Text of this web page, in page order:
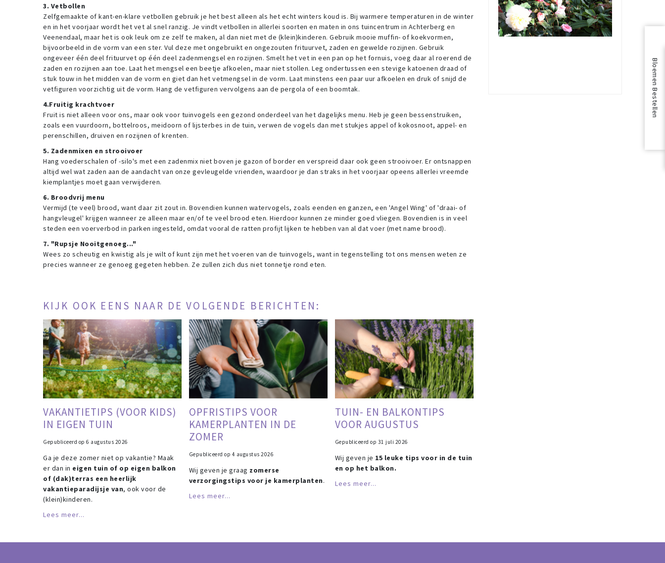
3. Vetbollen
Zelfgemaakte of kant-en-klare vetbollen gebruik je het best alleen als het echt winters koud is. Bij warmere temperaturen in de winter
en in het voorjaar wordt het vet al snel ranzig. Je vindt vetbollen in allerlei soorten en maten in ons tuincentrum in Achterberg en
Veenendaal, maar het is ook leuk om ze zelf te maken, al dan niet met de (klein)kinderen. Gebruik mooie muffin- of koekvormen,
bijvoorbeeld in de vorm van een ster. Vul deze met ongebruikt en ongezouten frituurvet, zaden en gewelde rozijnen. Gebruik
ongeveer één deel frituurvet op één deel zadenmengsel en rozijnen. Smelt het vet in een pan op het fornuis, voeg daar al roerend de
zaden en rozijnen aan toe. Laat het mengsel een beetje afkoelen, maar niet stollen. Leg ondertussen een stevige katoenen draad of
stuk touw in het midden van de vorm en giet dan het vetmengsel in de vorm. Laat minstens een paar uur afkoelen en druk of snijd de
vetfiguren voorzichtig uit de vorm. Hang de vetfiguren vervolgens aan de pergola of een boomtak.
4.Fruitig krachtvoer
Fruit is niet alleen voor ons, maar ook voor tuinvogels een gezond onderdeel van het dagelijks menu. Heb je geen bessenstruiken,
zoals een vuurdoorn, bottelroos, meidoorn of lijsterbes in de tuin, verwen de vogels dan met stukjes appel of kokosnoot, appel- en
perenschillen, druiven en rozijnen of krenten.
5. Zadenmixen en strooivoer
Hang voederschalen of -silo's met een zadenmix niet boven je gazon of border en verspreid daar ook geen strooivoer. Er ontsnappen
altijd wel wat zaden aan de aandacht van onze gevleugelde vrienden, waardoor je dan straks in het voorjaar opeens allerlei vreemde
kiemplantjes moet gaan verwijderen.
6. Broodvrij menu
Vermijd (te veel) brood, want daar zit zout in. Bovendien kunnen watervogels, zoals eenden en ganzen, een 'Angel Wing' of 'draai- of
hangvleugel' krijgen wanneer ze alleen maar en/of te veel brood eten. Hierdoor kunnen ze minder goed vliegen. Bovendien is in veel
steden een voerverbod in parken ingesteld, omdat vooral de ratten profijt lijken te hebben van al dat voer (met name brood).
7. "Rupsje Nooitgenoeg..."
Wees zo scheutig en kwistig als je wilt of kunt zijn met het voeren van de tuinvogels, want in tegenstelling tot ons mensen weten ze
precies wanneer ze genoeg gegeten hebben. Ze zullen zich dus niet tonnetje rond eten.
KIJK OOK EENS NAAR DE VOLGENDE BERICHTEN:
VAKANTIETIPS (VOOR KIDS)
IN EIGEN TUIN
Gepubliceerd op 6 augustus 2026
Ga je deze zomer niet op vakantie? Maak
er dan in eigen tuin of op eigen balkon
of (dak)terras een heerlijk
vakantieparadijsje van, ook voor de
(klein)kinderen.
Lees meer...
OPFRISTIPS VOOR
KAMERPLANTEN IN DE
ZOMER
Gepubliceerd op 4 augustus 2026
Wij geven je graag zomerse
verzorgingstips voor je kamerplanten.
Lees meer...
TUIN- EN BALKONTIPS
VOOR AUGUSTUS
Gepubliceerd op 31 juli 2026
Wij geven je 15 leuke tips voor in de tuin
en op het balkon.
Lees meer...
Bloemen Bestellen